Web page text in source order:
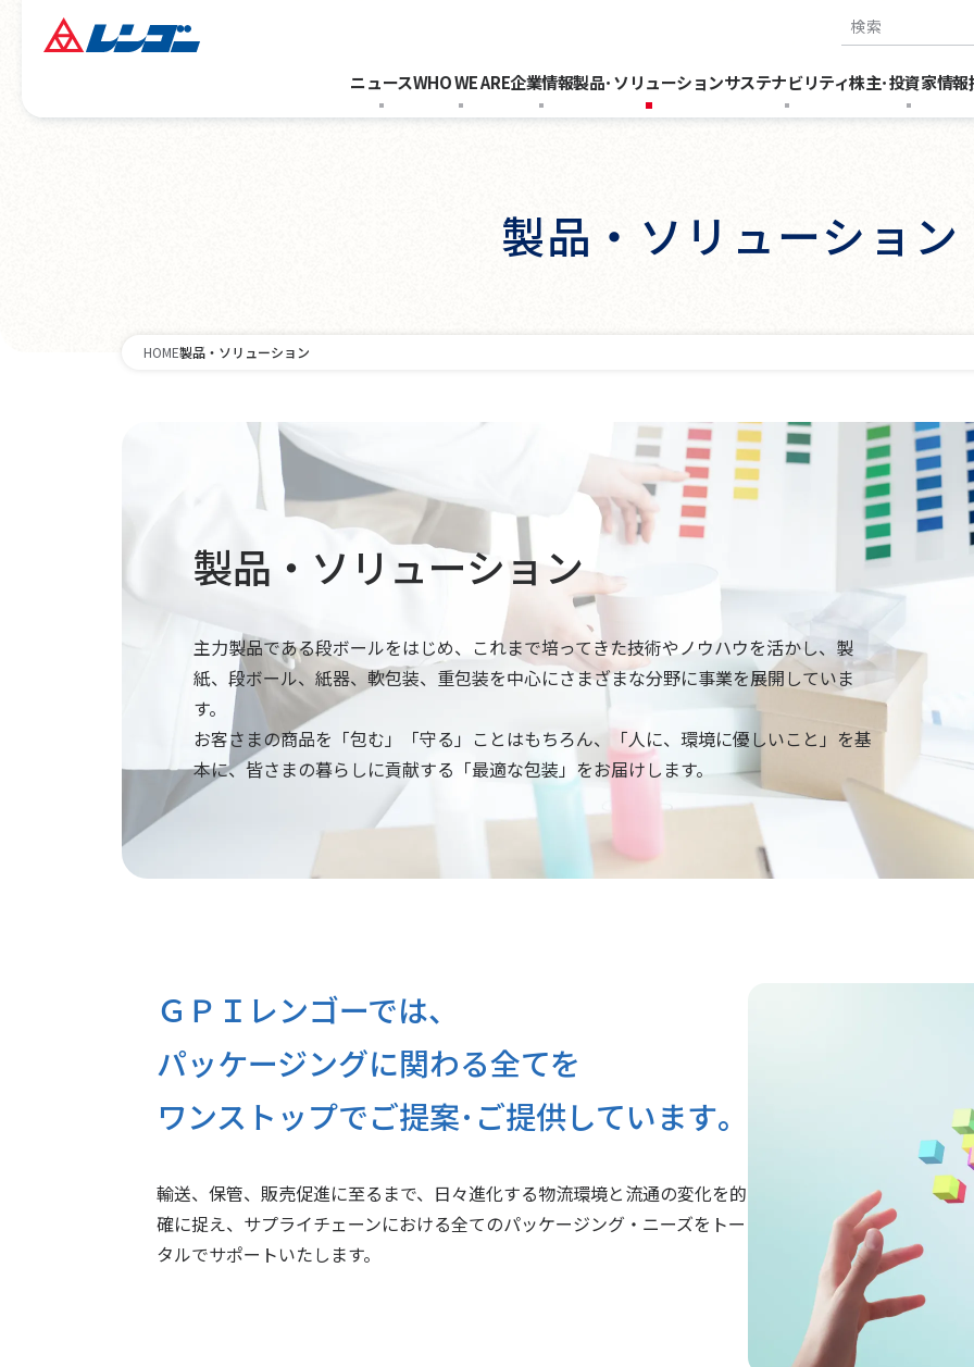
検索キーワー
ニュースWHO WE ARE企業情報製品･ソリューションサステナビリティ株主･投資家情報
製品・ソリューション
HOME製品・ソリューション
製品・ソリューション
主力製品である段ボールをはじめ、これまで培ってきた技術やノウハウを活かし、製
紙、段ボール、紙器、軟包装、重包装を中心にさまざまな分野に事業を展開していま
す。
お客さまの商品を「包む」「守る」ことはもちろん、「人に、環境に優しいこと」を基
本に、皆さまの暮らしに貢献する「最適な包装」をお届けします。
ＧＰＩレンゴーでは、
パッケージングに関わる全てを
ワンストップでご提案･ご提供しています｡
輸送、保管、販売促進に至るまで、日々進化する物流環境と流通の変化を的
確に捉え、サプライチェーンにおける全てのパッケージング・ニーズをトー
タルでサポートいたします。